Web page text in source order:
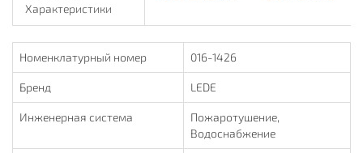
Характеристики
Номенклатурный номер 016-1426
Бренд LEDE
Инженерная система
Пожаротушение,
Водоснабжение